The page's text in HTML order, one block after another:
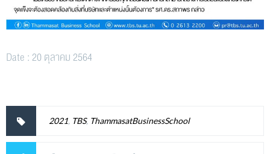
Date : 20 ตุลาคม 2564
2021, TBS, ThammasatBusinessSchool